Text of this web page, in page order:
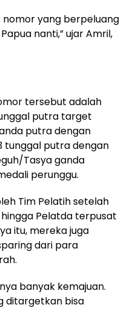
nomor yang berpeluang
nanti,” ujar Amril,
tersebut adalah
putra target
putra dengan
tunggal putra dengan
Tasya ganda
perunggu.
Tim Pelatih setelah
Pelatda terpusat
itu, mereka juga
dari para
banyak kemajuan.
ditargetkan bisa